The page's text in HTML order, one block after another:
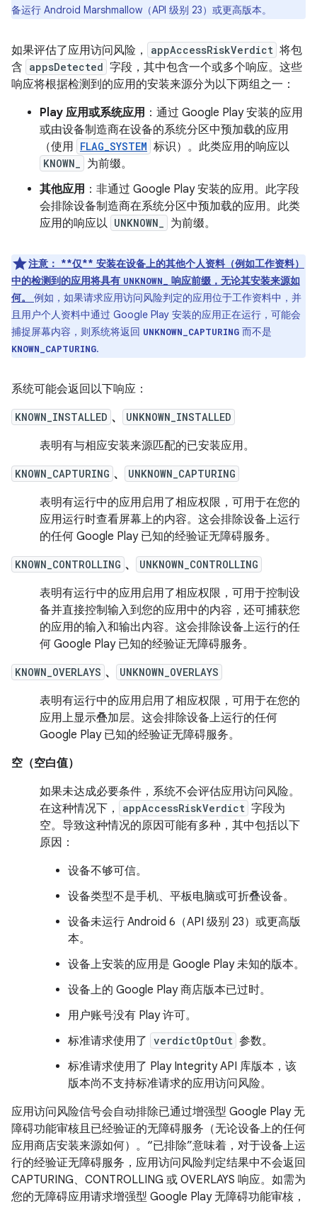
备运行 Android Marshmallow（API 级别 23）或更高版本。
如果评估了应用访问风险， appAccessRiskVerdict 将包
含 appsDetected 字段，其中包含一个或多个响应。这些
响应将根据检测到的应用的安装来源分为以下两组之一：
Play 应用或系统应用 ：通过 Google Play 安装的应用
或由设备制造商在设备的系统分区中预加载的应用
（使用 FLAG_SYSTEM 标识）。此类应用的响应以
KNOWN_
为前缀。
其他应用 ：非通过 Google Play 安装的应用。此字段
会排除设备制造商在系统分区中预加载的应用。此类
应用的响应以 UNKNOWN_ 为前缀。
注意 ： **仅** 安装在设备上的其他个人资料（例如工作资料）
中的检测到的应用将具有 UNKNOWN_
响应前缀，无论其安装来源如
何。 例如，如果请求应用访问风险判定的应用位于工作资料中，并
且用户个人资料中通过 Google Play 安装的应用正在运行，可能会
捕捉屏幕内容，则系统将返回 UNKNOWN_CAPTURING 而不是
KNOWN_CAPTURING.
系统可能会返回以下响应：
KNOWN_INSTALLED 、 UNKNOWN_INSTALLED
表明有与相应安装来源匹配的已安装应用。
KNOWN_CAPTURING 、 UNKNOWN_CAPTURING
表明有运行中的应用启用了相应权限，可用于在您的
应用运行时查看屏幕上的内容。这会排除设备上运行
的任何 Google Play 已知的经验证无障碍服务。
KNOWN_CONTROLLING 、 UNKNOWN_CONTROLLING
表明有运行中的应用启用了相应权限，可用于控制设
备并直接控制输入到您的应用中的内容，还可捕获您
的应用的输入和输出内容。这会排除设备上运行的任
何 Google Play 已知的经验证无障碍服务。
KNOWN_OVERLAYS 、 UNKNOWN_OVERLAYS
表明有运行中的应用启用了相应权限，可用于在您的
应用上显示叠加层。这会排除设备上运行的任何
Google Play 已知的经验证无障碍服务。
空（空白值）
如果未达成必要条件，系统不会评估应用访问风险。
在这种情况下，
appAccessRiskVerdict 字段为
空。导致这种情况的原因可能有多种，其中包括以下
原因：
设备不够可信。
设备类型不是手机、平板电脑或可折叠设备。
设备未运行 Android 6（API 级别 23）或更高版
本。
设备上安装的应用是 Google Play 未知的版本。
设备上的 Google Play 商店版本已过时。
用户账号没有 Play 许可。
标准请求使用了 verdictOptOut 参数。
标准请求使用了 Play Integrity API 库版本，该
版本尚不支持标准请求的应用访问风险。
应用访问风险信号会自动排除已通过增强型 Google Play 无
障碍功能审核且已经验证的无障碍服务（无论设备上的任何
应用商店安装来源如何）。“已排除”意味着，对于设备上运
行的经验证无障碍服务，应用访问风险判定结果中不会返回
CAPTURING、CONTROLLING 或 OVERLAYS 响应。如需为
您的无障碍应用请求增强型 Google Play 无障碍功能审核，